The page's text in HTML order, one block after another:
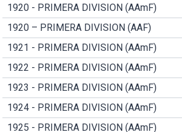
1920 - PRIMERA DIVISION (AAmF)
1920 – PRIMERA DIVISION (AAF)
1921 - PRIMERA DIVISION (AAmF)
1922 - PRIMERA DIVISION (AAmF)
1923 - PRIMERA DIVISION (AAmF)
1924 - PRIMERA DIVISION (AAmF)
1925 - PRIMERA DIVISION (AAmF)